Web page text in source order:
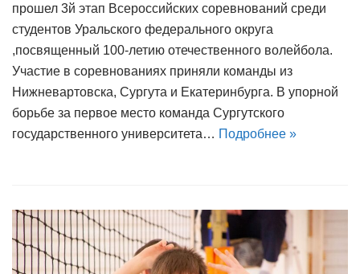
прошел 3й этап Всероссийских соревнований среди
студентов Уральского федерального округа
,посвященный 100-летию отечественного волейбола.
Участие в соревнованиях приняли команды из
Нижневартовска, Сургута и Екатеринбурга. В упорной
борьбе за первое место команда Сургутского
государственного университета… Подробнее »